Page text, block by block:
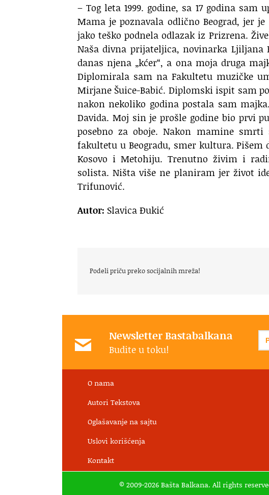
– Tog leta 1999. godine, sa 17 godina
Mama je poznavala odlično Beograd, jer
jako teško podnela odlazak iz Prizrena.
Naša divna prijateljica, novinarka
danas njena „kćer“, a ona moja druga
Diplomirala sam na Fakultetu muzičke
Mirjane Šuice-Babić. Diplomski ispit sam
nakon nekoliko godina postala sam
Davida. Moj sin je prošle godine bio prvi
posebno za oboje. Nakon mamine
fakultetu u Beogradu, smer kultura.
Kosovo i Metohiju. Trenutno živim i
solista. Ništa više ne planiram jer život
Trifunović.
Autor: Slavica Đukić
Podeli priču preko socijalnih mreža!
Newsletter Bastabalkana
Budite u toku!
O nama
Autori Tekstova
Oglašavanje na sajtu
Uslovi korišćenja
Kontakt
© 2009-2026 Bašta Balkana. All rights